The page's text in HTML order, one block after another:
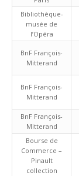
Bibliothèque-
musée de
l’Opéra
BnF François-
Mitterand
BnF François-
Mitterand
BnF François-
Mitterand
Bourse de
Commerce –
Pinault
collection